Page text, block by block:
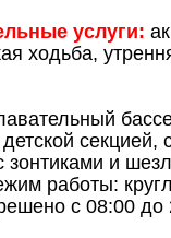
услуги:
ходьба,
секцией,
зонтиками и
работы:
с 08:00 до